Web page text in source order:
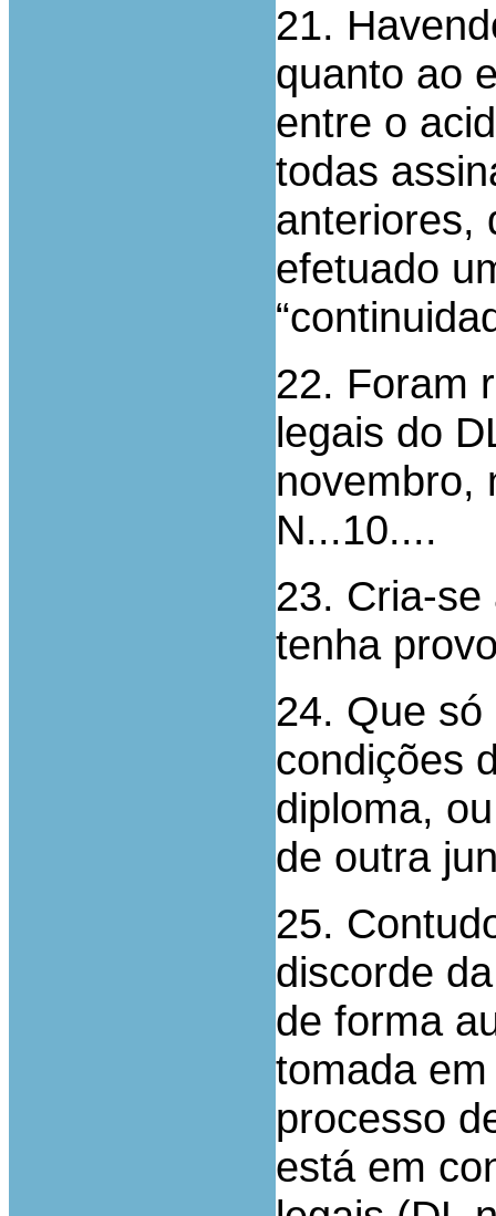
21.
quanto ao
entre o
todas
anteriores,
efetuado
22. Foram
legais do
novembro,
N...10....
23. Cria-
tenha
24. Que
condições
diploma,
de outra
25.
discorde
de forma
tomada
processo
está em